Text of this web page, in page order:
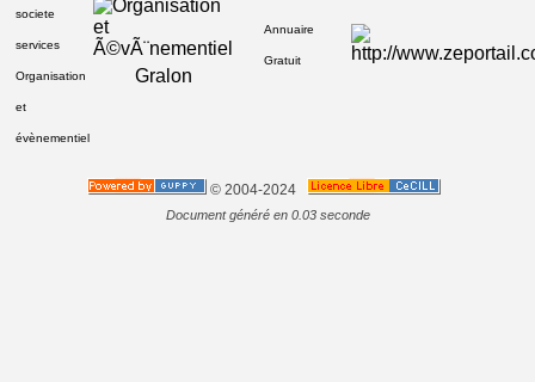
societe
services
Organisation
et
évènementiel
Gralon
Annuaire
Gratuit
© 2004-2024
Document généré en 0.03 seconde